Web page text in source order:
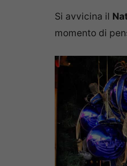
Si avvicina il
momento di